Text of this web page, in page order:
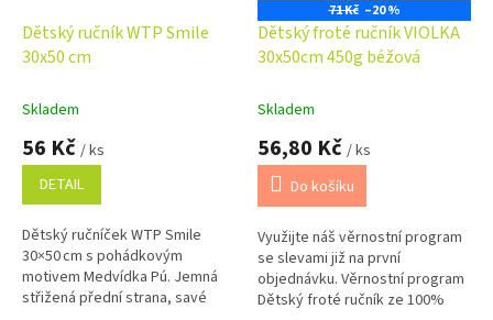
Dětský ručník WTP Smile
30x50 cm
Skladem
56 Kč / ks
DETAIL
Dětský ručníček WTP Smile
30×50 cm s pohádkovým
motivem Medvídka Pú. Jemná
střižená přední strana, savé
71 Kč –20 %
Dětský froté ručník VIOLKA
30x50cm 450g béžová
Skladem
56,80 Kč / ks
Do košíku
Využijte náš věrnostní program
se slevami již na první
objednávku. Věrnostní program
Dětský froté ručník ze 100%